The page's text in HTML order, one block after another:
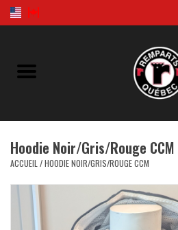
Accueil
Chandails Répliques
Vêtements
Tuques et casquettes
Hoodie Noir/Gris/Rouge CCM
ACCUEIL /HOODIE NOIR/GRIS/ROUGE CCM